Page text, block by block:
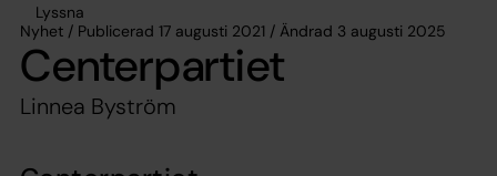
Lyssna
Nyhet / Publicerad 17 augusti 2021 / Ändrad 3 augusti 2025
Centerpartiet
Linnea Byström